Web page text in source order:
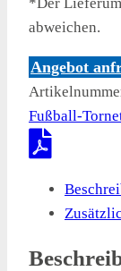
abweichen.
Angebot
Fußball-